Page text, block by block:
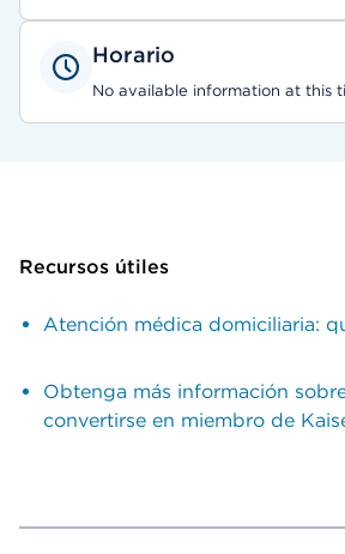
Horario
No available information at this
Recursos útiles
Atención médica domiciliaria:
Obtenga más información
convertirse en miembro de